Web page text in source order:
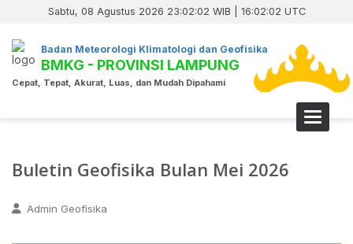
Sabtu, 08 Agustus 2026 23:02:02 WIB | 16:02:02 UTC
Badan Meteorologi Klimatologi dan Geofisika
BMKG - PROVINSI LAMPUNG
Cepat, Tepat, Akurat, Luas, dan Mudah Dipahami
Toggle
Buletin Geofisika Bulan Mei 2026
Admin Geofisika